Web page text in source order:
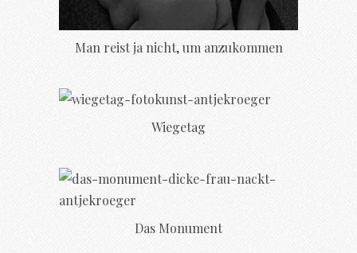
Man reist ja nicht, um anzukommen
Wiegetag
Das Monument